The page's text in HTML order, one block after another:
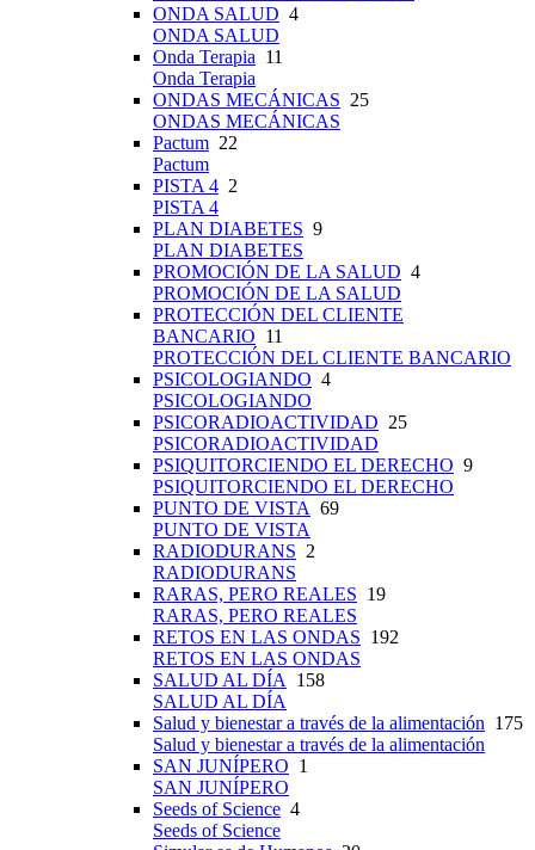
ONDA SALUD 4
ONDA SALUD
Onda Terapia 11
Onda Terapia
ONDAS MECÁNICAS 25
ONDAS MECÁNICAS
Pactum 22
Pactum
PISTA 4 2
PISTA 4
PLAN DIABETES 9
PLAN DIABETES
PROMOCIÓN DE LA SALUD 4
PROMOCIÓN DE LA SALUD
PROTECCIÓN DEL CLIENTE
BANCARIO 11
PROTECCIÓN DEL CLIENTE BANCARIO
PSICOLOGIANDO 4
PSICOLOGIANDO
PSICORADIOACTIVIDAD 25
PSICORADIOACTIVIDAD
PSIQUITORCIENDO EL DERECHO 9
PSIQUITORCIENDO EL DERECHO
PUNTO DE VISTA 69
PUNTO DE VISTA
RADIODURANS 2
RADIODURANS
RARAS, PERO REALES 19
RARAS, PERO REALES
RETOS EN LAS ONDAS 192
RETOS EN LAS ONDAS
SALUD AL DÍA
158
SALUD AL DÍA
Salud y bienestar a través de la alimentación 175
Salud y bienestar a través de la alimentación
SAN JUNÍPERO 1
SAN JUNÍPERO
Seeds of Science 4
Seeds of Science